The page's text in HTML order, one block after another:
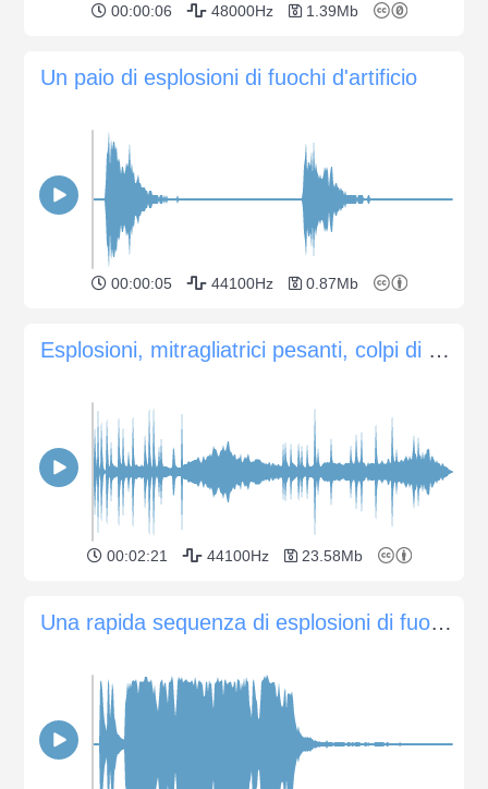
00:00:06 48000Hz 1.39Mb
Un paio di esplosioni di fuochi d'artificio
00:00:05 44100Hz 0.87Mb
Esplosioni, mitragliatrici pesanti, colpi di mortaio
00:02:21 44100Hz 23.58Mb
Una rapida sequenza di esplosioni di fuochi d'artificio